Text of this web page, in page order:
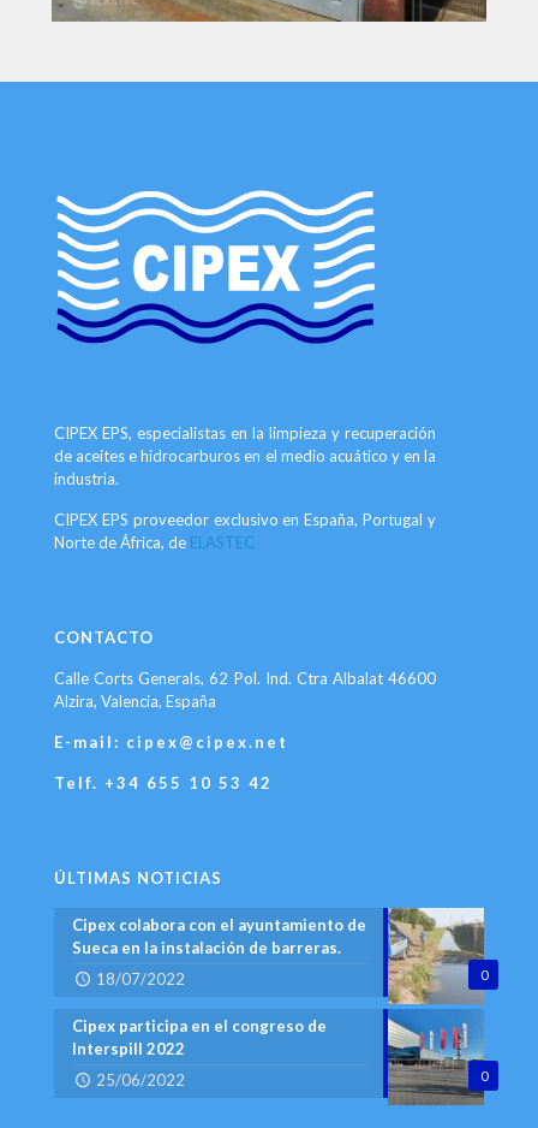
CIPEX EPS, especialistas en la limpieza y recuperación
de aceites e hidrocarburos en el medio acuático y en la
industria.
CIPEX EPS proveedor exclusivo en España, Portugal y
Norte de África, de ELASTEC
CONTACTO
Calle Corts Generals, 62 Pol. Ind. Ctra Albalat 46600
Alzira, Valencia, España
E-mail: cipex@cipex.net
Telf. +34 655 10 53 42
ÚLTIMAS NOTICIAS
0
Cipex colabora con el ayuntamiento de
Sueca en la instalación de barreras.
18/07/2022
0
Cipex participa en el congreso de
lnterspill 2022
25/06/2022